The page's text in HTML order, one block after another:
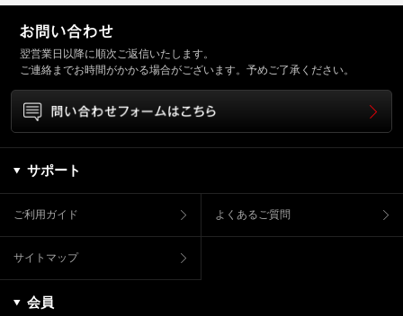
翌営業日以降に順次ご返信いたします。
ご連絡までお時間がかかる場合がございます。予めご了承ください。
サポート
ご利用ガイド よくあるご質問
サイトマップ
会員